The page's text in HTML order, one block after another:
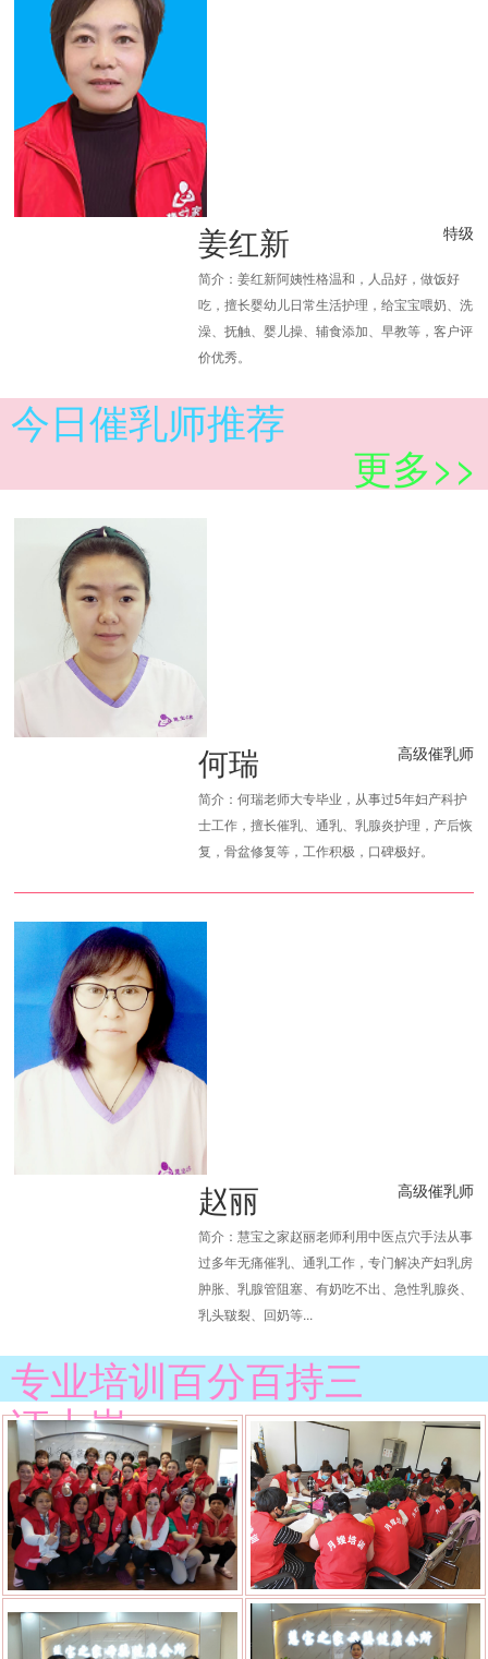
姜红新 特级
简介：姜红新阿姨性格温和，人品好，做饭好
吃，擅长婴幼儿日常生活护理，给宝宝喂奶、洗
澡、抚触、婴儿操、辅食添加、早教等，客户评
价优秀。
今日催乳师推荐
更多>>
何瑞 高级催乳师
简介：何瑞老师大专毕业，从事过5年妇产科护
士工作，擅长催乳、通乳、乳腺炎护理，产后恢
复，骨盆修复等，工作积极，口碑极好。
赵丽 高级催乳师
简介：慧宝之家赵丽老师利用中医点穴手法从事
过多年无痛催乳、通乳工作，专门解决产妇乳房
肿胀、乳腺管阻塞、有奶吃不出、急性乳腺炎、
乳头皲裂、回奶等...
专业培训百分百持三
证上岗